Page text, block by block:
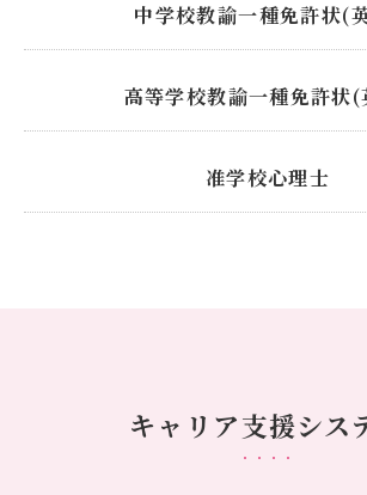
中学校教諭一種免許状(
高等学校教諭一種免許状(
准学校心理士
キャリア支援シス